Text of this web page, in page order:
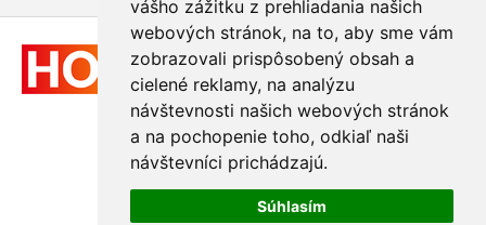
vášho zážitku z prehliadania našich
webových stránok, na to, aby sme vám
zobrazovali prispôsobený obsah a
cielené reklamy, na analýzu
návštevnosti našich webových stránok
a na pochopenie toho, odkiaľ naši
návštevníci prichádzajú.
Súhlasím
Hologram-vyroba.sk